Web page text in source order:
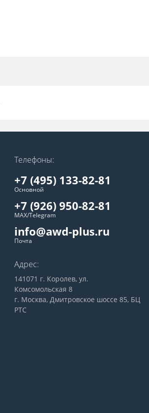
Телефоны:
+7 (495) 133-82-81
Основной
+7 (926) 950-82-81
MAX/Telegram
info@awd-plus.ru
Почта
Адрес:
141071 г. Королев, ул.
Комсомольская 8
г. Москва, Дмитровское шоссе 85, БЦ
РТС